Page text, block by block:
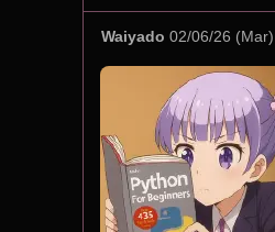
Waiyado 02/06/26